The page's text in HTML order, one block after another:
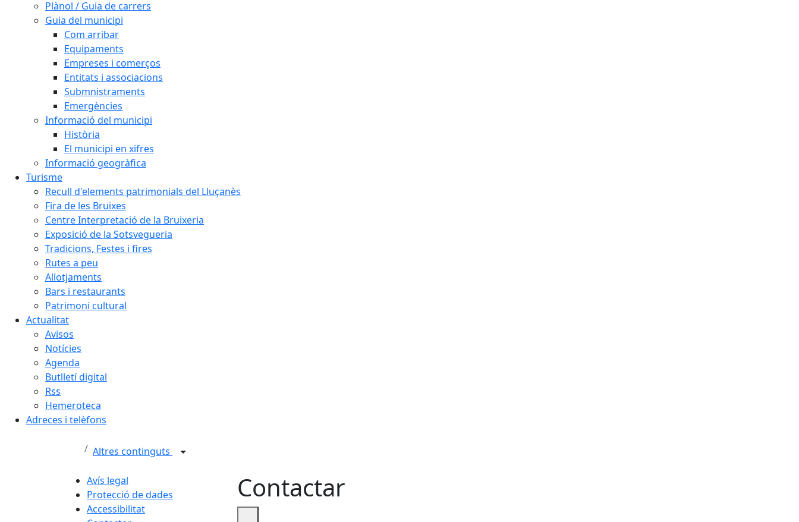
Plànol / Guia de carrers
Guia del municipi
Com arribar
Equipaments
Empreses i comerços
Entitats i associacions
Submnistraments
Emergències
Informació del municipi
Història
El municipi en xifres
Informació geogràfica
Turisme
Recull d'elements patrimonials del Lluçanès
Fira de les Bruixes
Centre Interpretació de la Bruixeria
Exposició de la Sotsvegueria
Tradicions, Festes i fires
Rutes a peu
Allotjaments
Bars i restaurants
Patrimoni cultural
Actualitat
Avisos
Notícies
Agenda
Butlletí digital
Rss
Hemeroteca
Adreces i telèfons
Altres continguts
Avís legal
Protecció de dades
Accessibilitat
Contactar